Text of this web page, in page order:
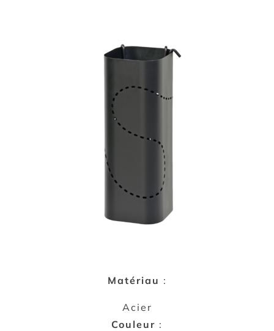
Matériau :
Acier
Couleur :